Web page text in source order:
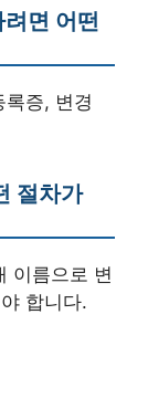
면 어떤
증, 변경
절차가
이름으로 변
합니다.